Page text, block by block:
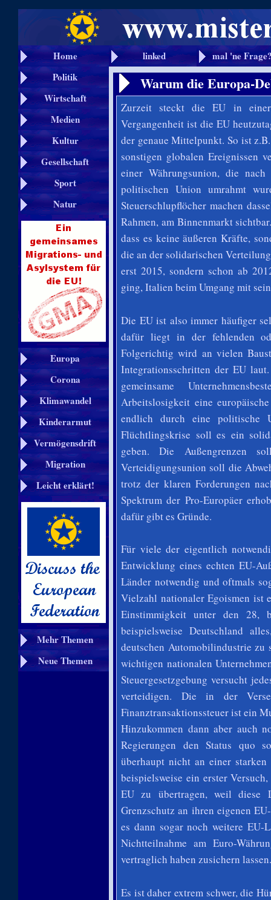
Home linked
mal 'ne
Politik
Wirtschaft
Medien
Kultur
Gesellschaft
Sport
Natur
Europa
Corona
Klimawandel
Kinderarmut
Vermögensdrift
Migration
Leicht erklärt!
Mehr Themen
Neue Themen
Warum die Europa-
Zurzeit steckt die EU in
Vergangenheit ist die EU
der genaue Mittelpunkt. So ist
sonstigen globalen Ereignissen
einer Währungsunion, die
politischen Union umrahmt
Steuerschlupflöcher machen
Rahmen, am Binnenmarkt
dass es keine äußeren Kräfte,
die an der solidarischen
erst 2015, sondern schon ab
ging, Italien beim Umgang mit
Die EU ist also immer häufiger
dafür liegt in der fehlenden
Folgerichtig wird an vielen
Integrationsschritten der EU
gemeinsame
Arbeitslosigkeit eine
endlich durch eine politische
Flüchtlingskrise soll es ein
geben. Die Außengrenzen
Verteidigungsunion soll die
trotz der klaren Forderungen
Spektrum der Pro-Europäer
dafür gibt es Gründe.
Für viele der eigentlich
Entwicklung eines echten EU-
Länder notwendig und oftmals
Vielzahl nationaler Egoismen ist
Einstimmigkeit unter den 28,
beispielsweise Deutschland
deutschen Automobilindustrie zu
wichtigen nationalen
Steuergesetzgebung versucht
verteidigen. Die in der
Finanztransaktionssteuer ist ein
Hinzukommen dann aber auch
Regierungen den Status quo
überhaupt nicht an einer
beispielsweise ein erster
EU zu übertragen, weil diese
Grenzschutz an ihren eigenen
es dann sogar noch weitere
Nichtteilnahme am Euro-
vertraglich haben zusichern lassen.
Es ist daher extrem schwer, die